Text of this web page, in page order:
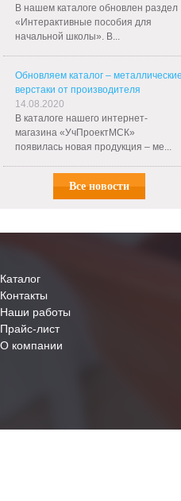
В нашем каталоге обновлен раздел
«Интерактивные пособия для
начальной школы». В...
Обновляем каталог – металлические
верстаки от производителя
14.08.2020
В каталоге нашего интернет-
магазина «УчПроектМСК»
появилась новая продукция – ме...
Все новости
Каталог
Контакты
Наши работы
Прайс-лист
О компании